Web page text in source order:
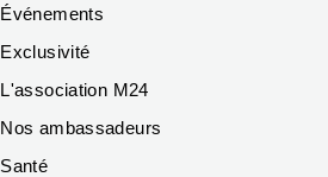
Événements
Exclusivité
L'association M24
Nos ambassadeurs
Santé